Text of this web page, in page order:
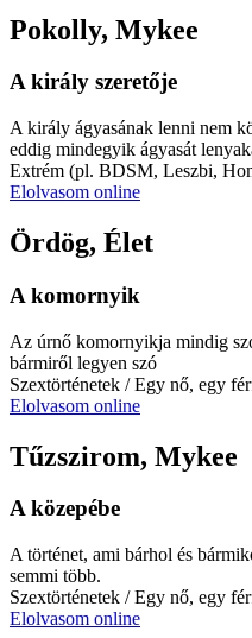
Pokolly, Mykee
A király szeretője
A király ágyasának lenni nem
eddig mindegyik ágyasát
Extrém (pl. BDSM, Leszbi,
Elolvasom online
Ördög, Élet
A komornyik
Az úrnő komornyikja mindig
bármiről legyen szó
Szextörténetek / Egy nő, egy
Elolvasom online
Tűzszirom, Mykee
A közepébe
A történet, ami bárhol és
semmi több.
Szextörténetek / Egy nő, egy
Elolvasom online